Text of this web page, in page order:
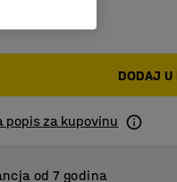
DODAJ U
popis za kupovinu
od 7 godina